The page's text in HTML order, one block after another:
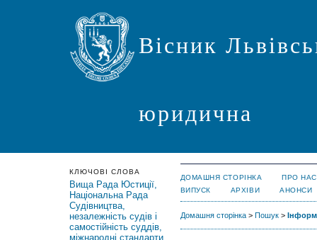
Вісник
юридична
КЛЮЧОВІ СЛОВА
Вища Рада Юстиції,
Національна Рада
Судівництва,
незалежність судів і
самостійність суддів,
міжнародні стандарти
ДОМАШНЯ СТОРІНКА
ПРО НАС
ВИПУСК
АРХІВИ АНОНСИ
Домашня сторінка> Пошук>